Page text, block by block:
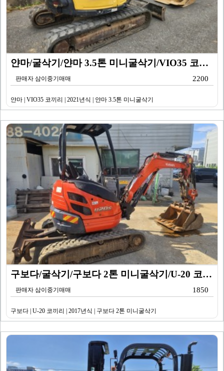
얀마/굴삭기/얀마 3.5톤 미니굴삭기/VIO35 코끼리…
판매자 삼이중기매매 2200
얀마 | VIO35 코끼리 | 2021년식 | 얀마 3.5톤 미니굴삭기
구보다/굴삭기/구보다 2톤 미니굴삭기/U-20 코끼리/…
판매자 삼이중기매매 1850
구보다 | U-20 코끼리 | 2017년식 | 구보다 2톤 미니굴삭기